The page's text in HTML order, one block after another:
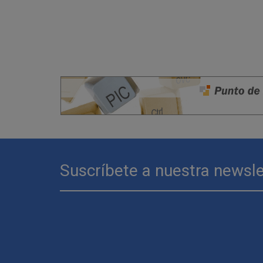
Suscríbete a nuestra